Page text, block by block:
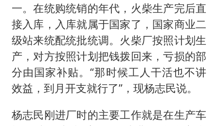
一。在统购统销的年代，火柴生产完后直
接入库，入库就属于国家了，国家商业二
级站来统配统批统调。火柴厂按照计划生
产，对方按照计划把钱拨回来，亏损的部
分由国家补贴。“那时候工人干活也不讲
效益，到月开支就行了”，现杨志民说。
杨志民刚进厂时的主要工作就是在生产车